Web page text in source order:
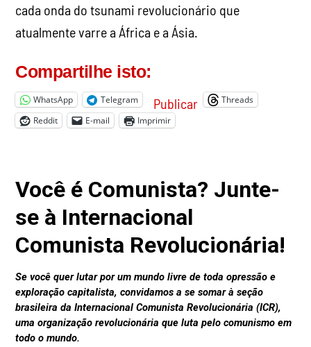
cada onda do tsunami revolucionário que
atualmente varre a África e a Ásia.
Compartilhe isto:
WhatsApp Telegram Publicar
Threads
Reddit
E-mail Imprimir